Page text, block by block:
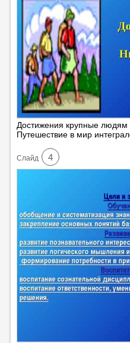
Достижения крупные людям
Путешествие в мир
Cлайд 4